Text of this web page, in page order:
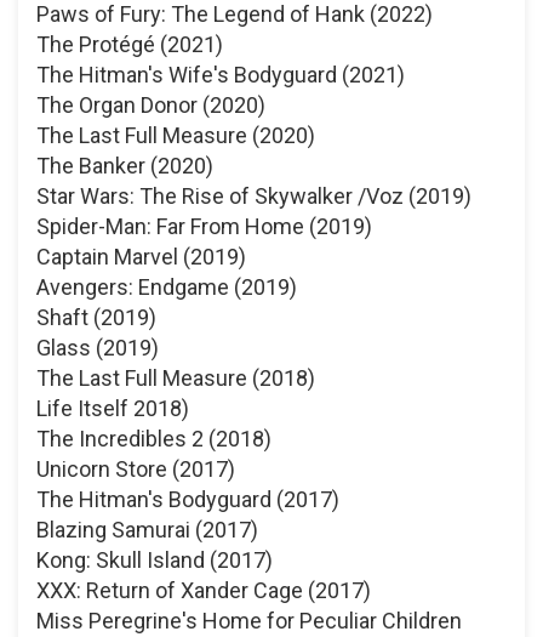
Paws of Fury: The Legend of Hank (2022)
The Protégé (2021)
The Hitman's Wife's Bodyguard (2021)
The Organ Donor (2020)
The Last Full Measure (2020)
The Banker (2020)
Star Wars: The Rise of Skywalker /Voz (2019)
Spider-Man: Far From Home (2019)
Captain Marvel (2019)
Avengers: Endgame (2019)
Shaft (2019)
Glass (2019)
The Last Full Measure (2018)
Life Itself 2018)
The Incredibles 2 (2018)
Unicorn Store (2017)
The Hitman's Bodyguard (2017)
Blazing Samurai (2017)
Kong: Skull Island (2017)
XXX: Return of Xander Cage (2017)
Miss Peregrine's Home for Peculiar Children